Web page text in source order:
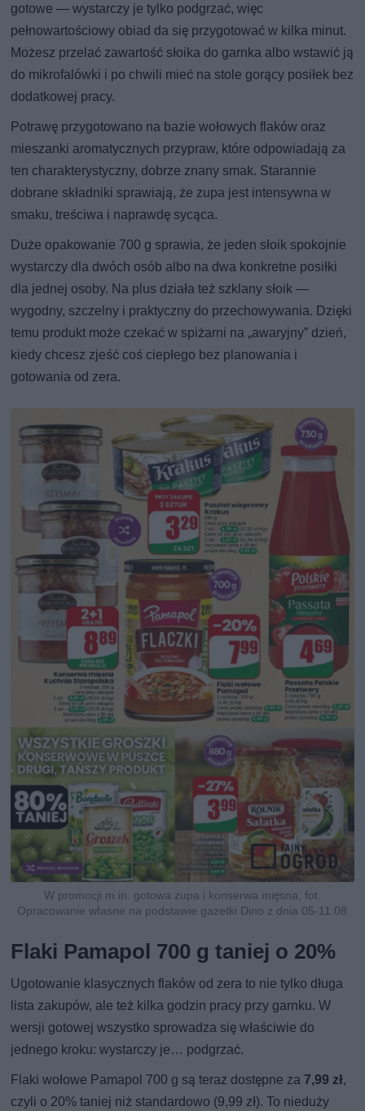
gotowe — wystarczy je tylko podgrzać, więc
pełnowartościowy obiad da się przygotować w kilka minut.
Możesz przelać zawartość słoika do garnka albo wstawić ją
do mikrofalówki i po chwili mieć na stole gorący posiłek bez
dodatkowej pracy.
Potrawę przygotowano na bazie wołowych flaków oraz
mieszanki aromatycznych przypraw, które odpowiadają za
ten charakterystyczny, dobrze znany smak. Starannie
dobrane składniki sprawiają, że zupa jest intensywna w
smaku, treściwa i naprawdę sycąca.
Duże opakowanie 700 g sprawia, że jeden słoik spokojnie
wystarczy dla dwóch osób albo na dwa konkretne posiłki
dla jednej osoby. Na plus działa też szklany słoik —
wygodny, szczelny i praktyczny do przechowywania. Dzięki
temu produkt może czekać w spiżarni na „awaryjny” dzień,
kiedy chcesz zjeść coś ciepłego bez planowania i
gotowania od zera.
W promocji m.in. gotowa zupa i konserwa mięsna, fot.
Opracowanie własne na podstawie gazetki Dino z dnia 05-11.08
Flaki Pamapol 700 g taniej o 20%
Ugotowanie klasycznych flaków od zera to nie tylko długa
lista zakupów, ale też kilka godzin pracy przy garnku. W
wersji gotowej wszystko sprowadza się właściwie do
jednego kroku: wystarczy je… podgrzać.
Flaki wołowe Pamapol 700 g są teraz dostępne za 7,99 zł,
czyli o 20% taniej niż standardowo (9,99 zł). To nieduży